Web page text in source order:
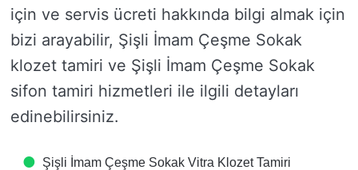
için ve servis ücreti hakkında bilgi almak için
bizi arayabilir, Şişli İmam Çeşme Sokak
klozet tamiri ve Şişli İmam Çeşme Sokak
sifon tamiri hizmetleri ile ilgili detayları
edinebilirsiniz.
Şişli İmam Çeşme Sokak Vitra Klozet Tamiri